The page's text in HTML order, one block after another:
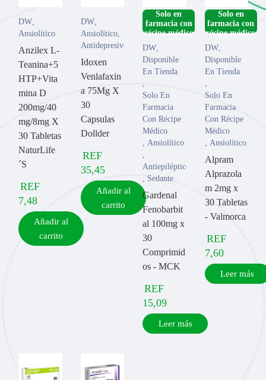
DW
Ansiolítico
Anzilex L-
Teanina+5
HTP+Vita
mina D
200mg/40
mg/8mg X
30 Tabletas
NaturLife
´S
REF
7,48
Añadir al
carrito
DW,
Ansiolítico,
Antidepresivo
Idoxen
Venlafaxin
a 75Mg X
30
Capsulas
Dollder
REF
35,45
Añadir al
carrito
­Solo en
farmacia con
récipe médico­
DW
Disponible
En Tienda
Solo En
Farmacia
Con Récipe
Médico
Ansiolítico
Antiepilépticos
Sedante
Gardenal
Fenobarbit
al 100mg x
30
Comprimid
os - MCK
REF
15,09
Leer más
­Solo en
farmacia con
récipe médico­
DW,
Disponible
En Tienda
Solo En
Farmacia
Con Récipe
Médico
Ansiolítico
Alpram
Alprazola
m 2mg x
30 Tabletas
- Valmorca
REF
7,60
Leer más